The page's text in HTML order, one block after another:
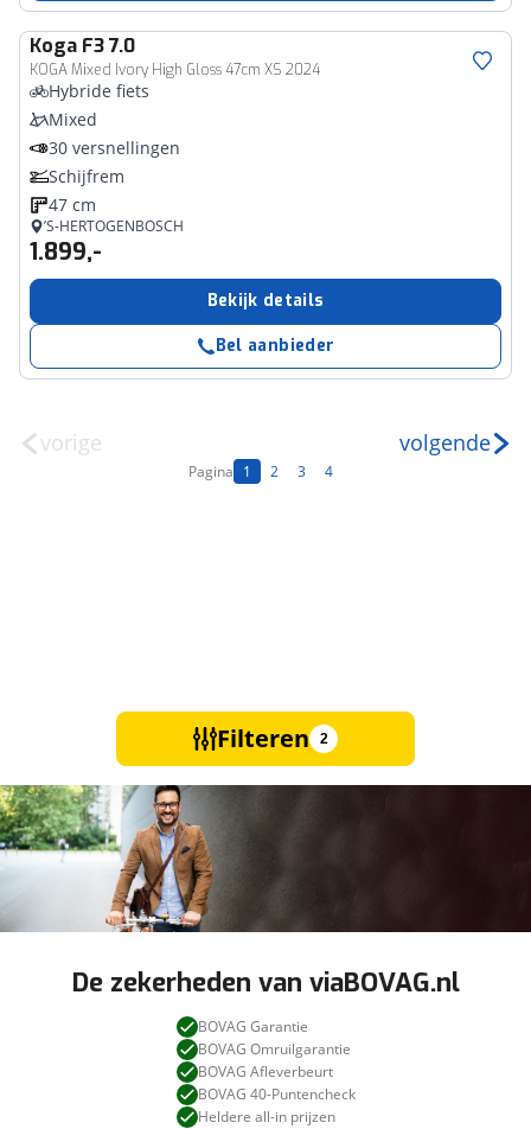
Koga F3 7.0
KOGA Mixed Ivory High Gloss 47cm XS 2024
Hybride fiets
Mixed
30 versnellingen
Schijfrem
47 cm
’S-HERTOGENBOSCH
1.899,-
Bekijk details
Bel aanbieder
vorige
Pagina 1 2 3 4
volgende
Filteren 2
De zekerheden van viaBOVAG.nl
BOVAG Garantie
BOVAG Omruilgarantie
BOVAG Afleverbeurt
BOVAG 40-Puntencheck
Heldere all-in prijzen